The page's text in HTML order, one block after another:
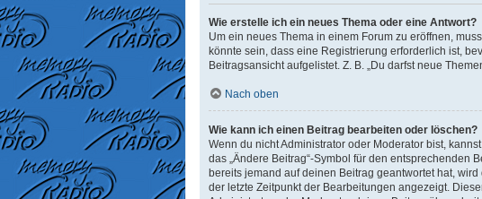
Wie erstelle ich ein neues Thema oder eine Antwort?
Um ein neues Thema in einem Forum zu eröffnen,
könnte sein, dass eine Registrierung erforderlich ist,
Beitragsansicht aufgelistet. Z. B. „Du darfst neue
Nach oben
Wie kann ich einen Beitrag bearbeiten oder löschen?
Wenn du nicht Administrator oder Moderator bist,
das „Ändere Beitrag“-Symbol für den entsprechenden
bereits jemand auf deinen Beitrag geantwortet hat,
der letzte Zeitpunkt der Bearbeitungen angezeigt.